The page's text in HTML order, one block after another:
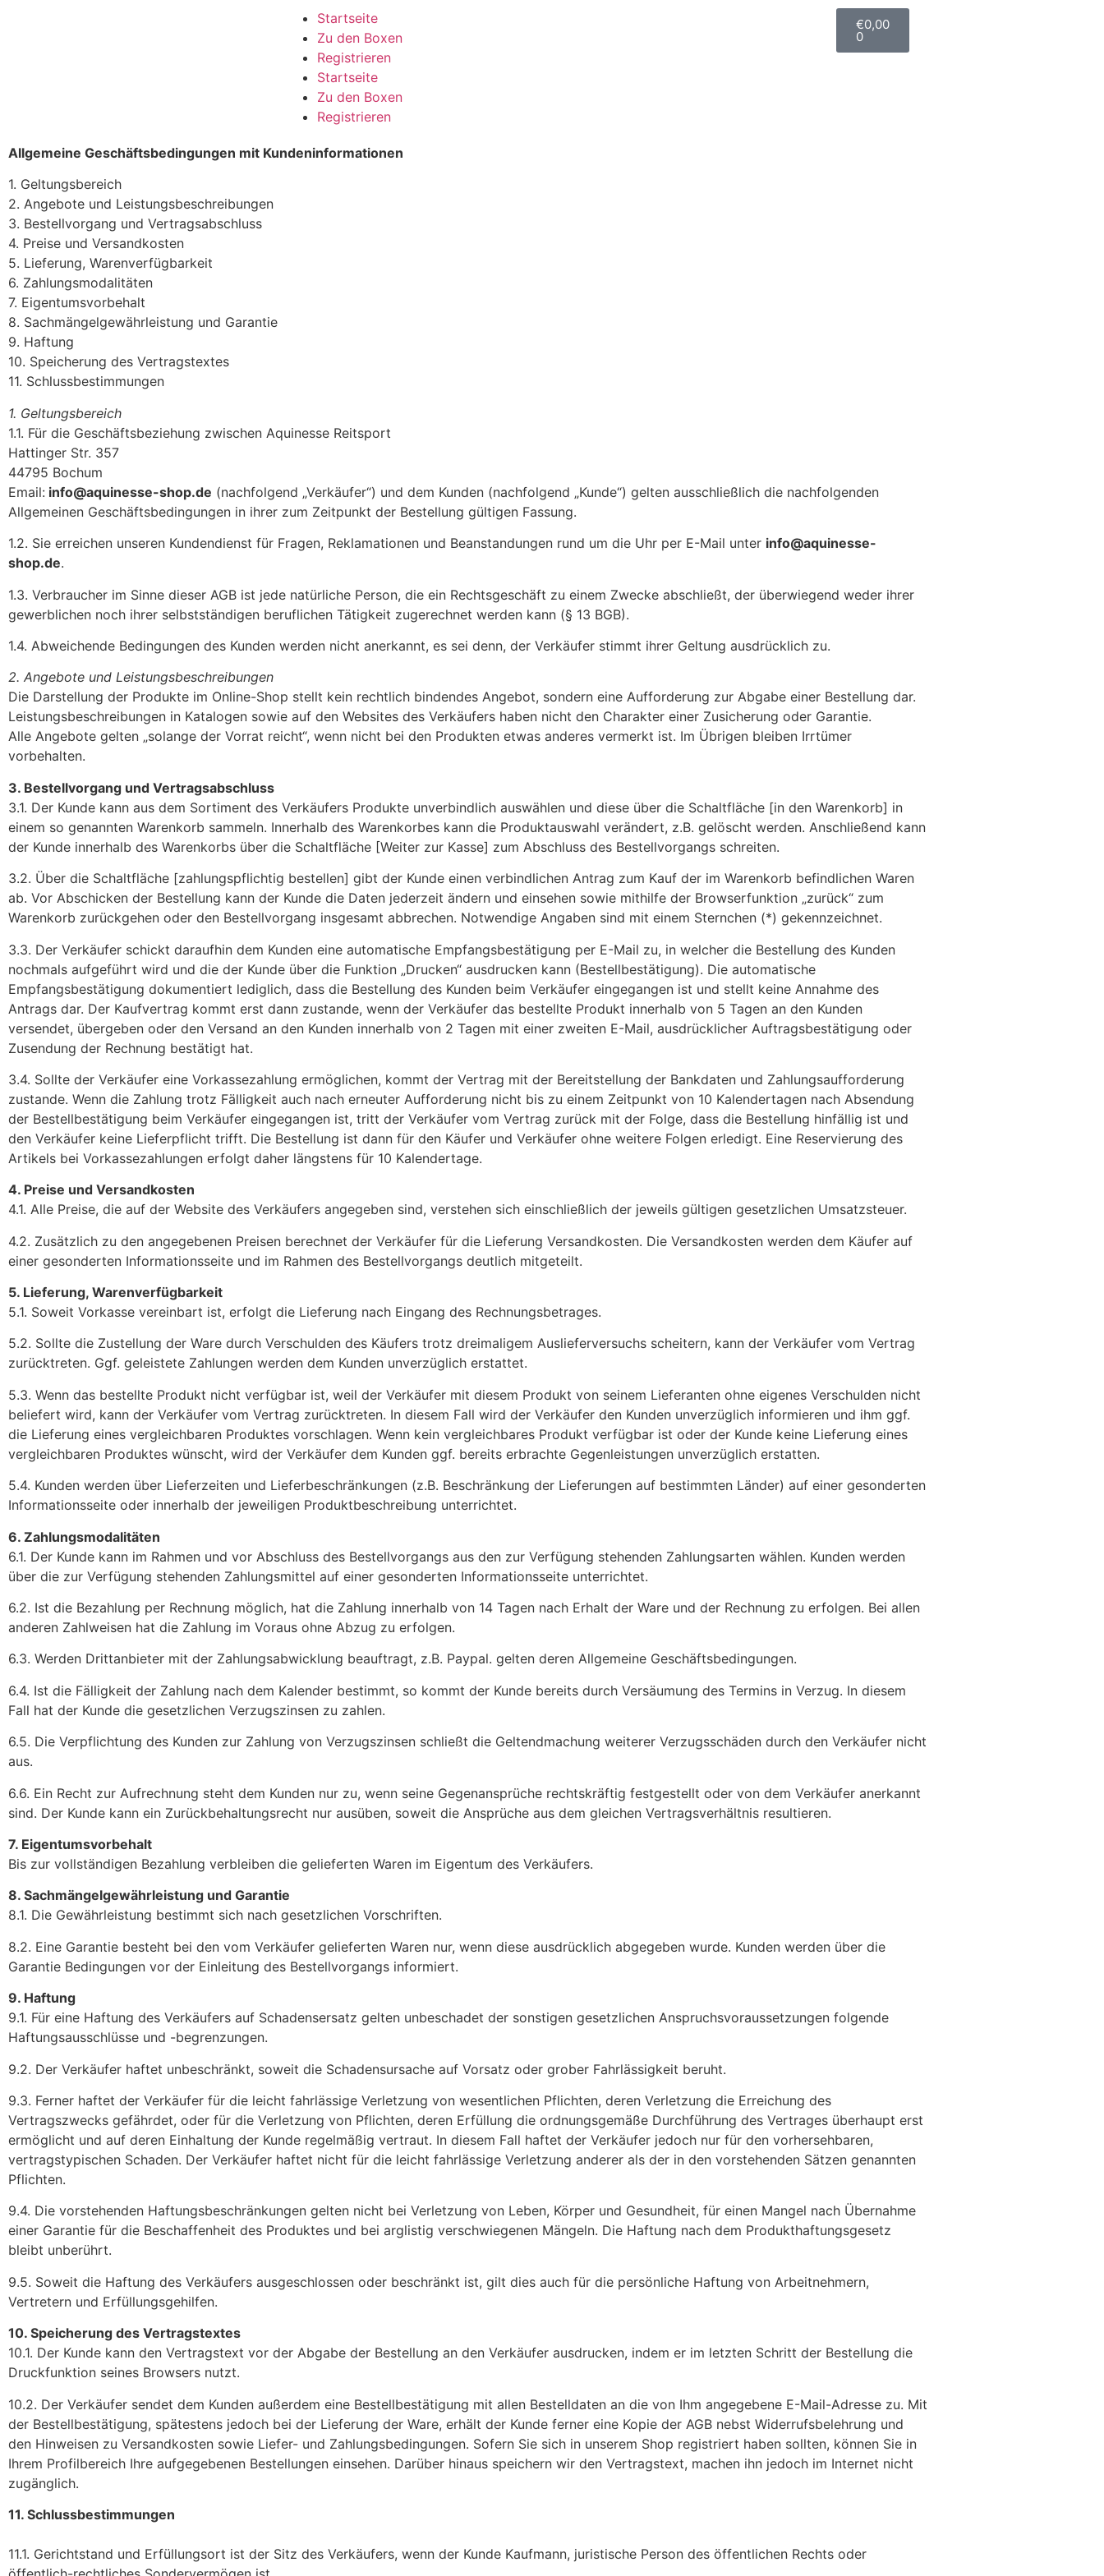
Startseite
Zu den Boxen
Registrieren
Startseite
Zu den Boxen
Registrieren
€0,00
0
Allgemeine Geschäftsbedingungen mit Kundeninformationen
1. Geltungsbereich
2. Angebote und Leistungsbeschreibungen
3. Bestellvorgang und Vertragsabschluss
4. Preise und Versandkosten
5. Lieferung, Warenverfügbarkeit
6. Zahlungsmodalitäten
7. Eigentumsvorbehalt
8. Sachmängelgewährleistung und Garantie
9. Haftung
10. Speicherung des Vertragstextes
11. Schlussbestimmungen
1. Geltungsbereich
1.1. Für die Geschäftsbeziehung zwischen Aquinesse Reitsport
Hattinger Str. 357
44795 Bochum
Email: info@aquinesse-shop.de (nachfolgend „Verkäufer“) und dem Kunden (nachfolgend „Kunde“) gelten ausschließlich die nachfolgenden
Allgemeinen Geschäftsbedingungen in ihrer zum Zeitpunkt der Bestellung gültigen Fassung.
1.2. Sie erreichen unseren Kundendienst für Fragen, Reklamationen und Beanstandungen rund um die Uhr per E-Mail unter info@aquinesse-
shop.de.
1.3. Verbraucher im Sinne dieser AGB ist jede natürliche Person, die ein Rechtsgeschäft zu einem Zwecke abschließt, der überwiegend weder ihrer
gewerblichen noch ihrer selbstständigen beruflichen Tätigkeit zugerechnet werden kann (§ 13 BGB).
1.4. Abweichende Bedingungen des Kunden werden nicht anerkannt, es sei denn, der Verkäufer stimmt ihrer Geltung ausdrücklich zu.
2. Angebote und Leistungsbeschreibungen
Die Darstellung der Produkte im Online-Shop stellt kein rechtlich bindendes Angebot, sondern eine Aufforderung zur Abgabe einer Bestellung dar.
Leistungsbeschreibungen in Katalogen sowie auf den Websites des Verkäufers haben nicht den Charakter einer Zusicherung oder Garantie.
Alle Angebote gelten „solange der Vorrat reicht“, wenn nicht bei den Produkten etwas anderes vermerkt ist. Im Übrigen bleiben Irrtümer
vorbehalten.
3. Bestellvorgang und Vertragsabschluss
3.1. Der Kunde kann aus dem Sortiment des Verkäufers Produkte unverbindlich auswählen und diese über die Schaltfläche [in den Warenkorb] in
einem so genannten Warenkorb sammeln. Innerhalb des Warenkorbes kann die Produktauswahl verändert, z.B. gelöscht werden. Anschließend kann
der Kunde innerhalb des Warenkorbs über die Schaltfläche [Weiter zur Kasse] zum Abschluss des Bestellvorgangs schreiten.
3.2. Über die Schaltfläche [zahlungspflichtig bestellen] gibt der Kunde einen verbindlichen Antrag zum Kauf der im Warenkorb befindlichen Waren
ab. Vor Abschicken der Bestellung kann der Kunde die Daten jederzeit ändern und einsehen sowie mithilfe der Browserfunktion „zurück“ zum
Warenkorb zurückgehen oder den Bestellvorgang insgesamt abbrechen. Notwendige Angaben sind mit einem Sternchen (*) gekennzeichnet.
3.3. Der Verkäufer schickt daraufhin dem Kunden eine automatische Empfangsbestätigung per E-Mail zu, in welcher die Bestellung des Kunden
nochmals aufgeführt wird und die der Kunde über die Funktion „Drucken“ ausdrucken kann (Bestellbestätigung). Die automatische
Empfangsbestätigung dokumentiert lediglich, dass die Bestellung des Kunden beim Verkäufer eingegangen ist und stellt keine Annahme des
Antrags dar. Der Kaufvertrag kommt erst dann zustande, wenn der Verkäufer das bestellte Produkt innerhalb von 5 Tagen an den Kunden
versendet, übergeben oder den Versand an den Kunden innerhalb von 2 Tagen mit einer zweiten E-Mail, ausdrücklicher Auftragsbestätigung oder
Zusendung der Rechnung bestätigt hat.
3.4. Sollte der Verkäufer eine Vorkassezahlung ermöglichen, kommt der Vertrag mit der Bereitstellung der Bankdaten und Zahlungsaufforderung
zustande. Wenn die Zahlung trotz Fälligkeit auch nach erneuter Aufforderung nicht bis zu einem Zeitpunkt von 10 Kalendertagen nach Absendung
der Bestellbestätigung beim Verkäufer eingegangen ist, tritt der Verkäufer vom Vertrag zurück mit der Folge, dass die Bestellung hinfällig ist und
den Verkäufer keine Lieferpflicht trifft. Die Bestellung ist dann für den Käufer und Verkäufer ohne weitere Folgen erledigt. Eine Reservierung des
Artikels bei Vorkassezahlungen erfolgt daher längstens für 10 Kalendertage.
4. Preise und Versandkosten
4.1. Alle Preise, die auf der Website des Verkäufers angegeben sind, verstehen sich einschließlich der jeweils gültigen gesetzlichen Umsatzsteuer.
4.2. Zusätzlich zu den angegebenen Preisen berechnet der Verkäufer für die Lieferung Versandkosten. Die Versandkosten werden dem Käufer auf
einer gesonderten Informationsseite und im Rahmen des Bestellvorgangs deutlich mitgeteilt.
5. Lieferung, Warenverfügbarkeit
5.1. Soweit Vorkasse vereinbart ist, erfolgt die Lieferung nach Eingang des Rechnungsbetrages.
5.2. Sollte die Zustellung der Ware durch Verschulden des Käufers trotz dreimaligem Auslieferversuchs scheitern, kann der Verkäufer vom Vertrag
zurücktreten. Ggf. geleistete Zahlungen werden dem Kunden unverzüglich erstattet.
5.3. Wenn das bestellte Produkt nicht verfügbar ist, weil der Verkäufer mit diesem Produkt von seinem Lieferanten ohne eigenes Verschulden nicht
beliefert wird, kann der Verkäufer vom Vertrag zurücktreten. In diesem Fall wird der Verkäufer den Kunden unverzüglich informieren und ihm ggf.
die Lieferung eines vergleichbaren Produktes vorschlagen. Wenn kein vergleichbares Produkt verfügbar ist oder der Kunde keine Lieferung eines
vergleichbaren Produktes wünscht, wird der Verkäufer dem Kunden ggf. bereits erbrachte Gegenleistungen unverzüglich erstatten.
5.4. Kunden werden über Lieferzeiten und Lieferbeschränkungen (z.B. Beschränkung der Lieferungen auf bestimmten Länder) auf einer gesonderten
Informationsseite oder innerhalb der jeweiligen Produktbeschreibung unterrichtet.
6. Zahlungsmodalitäten
6.1. Der Kunde kann im Rahmen und vor Abschluss des Bestellvorgangs aus den zur Verfügung stehenden Zahlungsarten wählen. Kunden werden
über die zur Verfügung stehenden Zahlungsmittel auf einer gesonderten Informationsseite unterrichtet.
6.2. Ist die Bezahlung per Rechnung möglich, hat die Zahlung innerhalb von 14 Tagen nach Erhalt der Ware und der Rechnung zu erfolgen. Bei allen
anderen Zahlweisen hat die Zahlung im Voraus ohne Abzug zu erfolgen.
6.3. Werden Drittanbieter mit der Zahlungsabwicklung beauftragt, z.B. Paypal. gelten deren Allgemeine Geschäftsbedingungen.
6.4. Ist die Fälligkeit der Zahlung nach dem Kalender bestimmt, so kommt der Kunde bereits durch Versäumung des Termins in Verzug. In diesem
Fall hat der Kunde die gesetzlichen Verzugszinsen zu zahlen.
6.5. Die Verpflichtung des Kunden zur Zahlung von Verzugszinsen schließt die Geltendmachung weiterer Verzugsschäden durch den Verkäufer nicht
aus.
6.6. Ein Recht zur Aufrechnung steht dem Kunden nur zu, wenn seine Gegenansprüche rechtskräftig festgestellt oder von dem Verkäufer anerkannt
sind. Der Kunde kann ein Zurückbehaltungsrecht nur ausüben, soweit die Ansprüche aus dem gleichen Vertragsverhältnis resultieren.
7. Eigentumsvorbehalt
Bis zur vollständigen Bezahlung verbleiben die gelieferten Waren im Eigentum des Verkäufers.
8. Sachmängelgewährleistung und Garantie
8.1. Die Gewährleistung bestimmt sich nach gesetzlichen Vorschriften.
8.2. Eine Garantie besteht bei den vom Verkäufer gelieferten Waren nur, wenn diese ausdrücklich abgegeben wurde. Kunden werden über die
Garantie Bedingungen vor der Einleitung des Bestellvorgangs informiert.
9. Haftung
9.1. Für eine Haftung des Verkäufers auf Schadensersatz gelten unbeschadet der sonstigen gesetzlichen Anspruchsvoraussetzungen folgende
Haftungsausschlüsse und -begrenzungen.
9.2. Der Verkäufer haftet unbeschränkt, soweit die Schadensursache auf Vorsatz oder grober Fahrlässigkeit beruht.
9.3. Ferner haftet der Verkäufer für die leicht fahrlässige Verletzung von wesentlichen Pflichten, deren Verletzung die Erreichung des
Vertragszwecks gefährdet, oder für die Verletzung von Pflichten, deren Erfüllung die ordnungsgemäße Durchführung des Vertrages überhaupt erst
ermöglicht und auf deren Einhaltung der Kunde regelmäßig vertraut. In diesem Fall haftet der Verkäufer jedoch nur für den vorhersehbaren,
vertragstypischen Schaden. Der Verkäufer haftet nicht für die leicht fahrlässige Verletzung anderer als der in den vorstehenden Sätzen genannten
Pflichten.
9.4. Die vorstehenden Haftungsbeschränkungen gelten nicht bei Verletzung von Leben, Körper und Gesundheit, für einen Mangel nach Übernahme
einer Garantie für die Beschaffenheit des Produktes und bei arglistig verschwiegenen Mängeln. Die Haftung nach dem Produkthaftungsgesetz
bleibt unberührt.
9.5. Soweit die Haftung des Verkäufers ausgeschlossen oder beschränkt ist, gilt dies auch für die persönliche Haftung von Arbeitnehmern,
Vertretern und Erfüllungsgehilfen.
10. Speicherung des Vertragstextes
10.1. Der Kunde kann den Vertragstext vor der Abgabe der Bestellung an den Verkäufer ausdrucken, indem er im letzten Schritt der Bestellung die
Druckfunktion seines Browsers nutzt.
10.2. Der Verkäufer sendet dem Kunden außerdem eine Bestellbestätigung mit allen Bestelldaten an die von Ihm angegebene E-Mail-Adresse zu. Mit
der Bestellbestätigung, spätestens jedoch bei der Lieferung der Ware, erhält der Kunde ferner eine Kopie der AGB nebst Widerrufsbelehrung und
den Hinweisen zu Versandkosten sowie Liefer- und Zahlungsbedingungen. Sofern Sie sich in unserem Shop registriert haben sollten, können Sie in
Ihrem Profilbereich Ihre aufgegebenen Bestellungen einsehen. Darüber hinaus speichern wir den Vertragstext, machen ihn jedoch im Internet nicht
zugänglich.
11. Schlussbestimmungen
11.1. Gerichtstand und Erfüllungsort ist der Sitz des Verkäufers, wenn der Kunde Kaufmann, juristische Person des öffentlichen Rechts oder